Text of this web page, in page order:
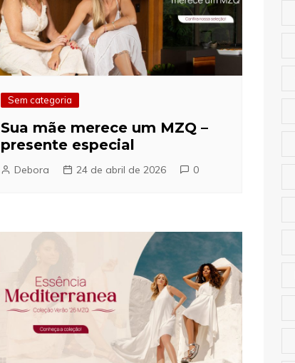
Sem categoria
Sua mãe merece um MZQ –
presente especial
Debora 24 de abril de 2026 0